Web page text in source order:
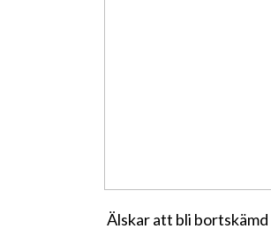
Älskar att bli bortskämd